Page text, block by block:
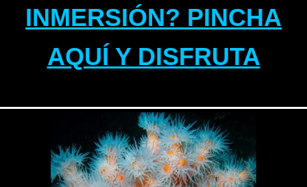
INMERSIÓN? PINCHA
AQUÍ Y DISFRUTA